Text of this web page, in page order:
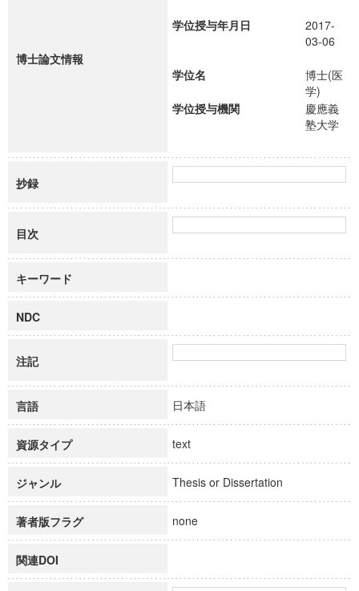
博士論文情報
学位授与年月日
2017-
03-06
学位名
博士(医
学)
学位授与機関
慶應義
塾大学
抄録
目次
キーワード
NDC
注記
言語 日本語
資源タイプ text
ジャンル Thesis or Dissertation
著者版フラグ none
関連DOI